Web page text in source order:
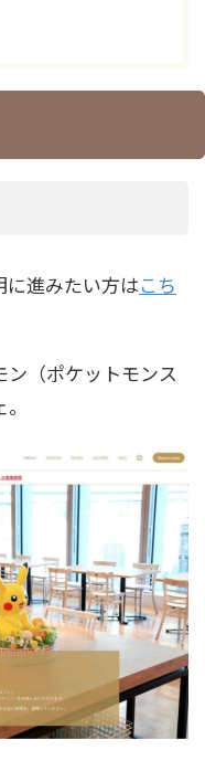
に進みたい方はこち
ン（ポケットモンス